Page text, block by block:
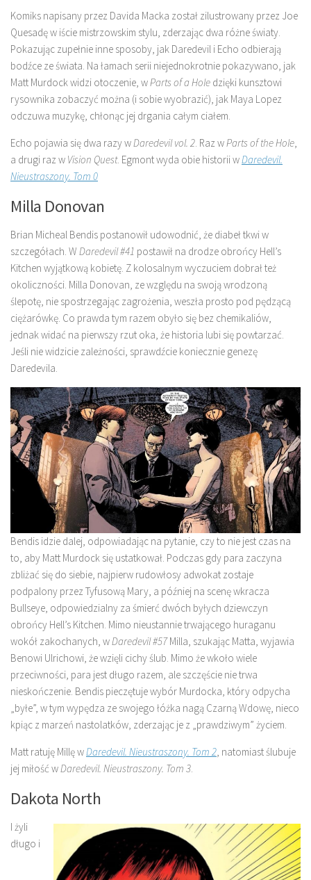
Komiks napisany przez Davida Macka został zilustrowany przez Joe
Quesadę w iście mistrzowskim stylu, zderzając dwa różne światy.
Pokazując zupełnie inne sposoby, jak Daredevil i Echo odbierają
bodźce ze świata. Na łamach serii niejednokrotnie pokazywano, jak
Matt Murdock widzi otoczenie, wParts of a Hole dzięki kunsztowi
rysownika zobaczyć można (i sobie wyobrazić), jak Maya Lopez
odczuwa muzykę, chłonąc jej drgania całym ciałem.
Echo pojawia się dwa razy wDaredevil vol. 2 . Raz wParts of the Hole
a drugi raz w Vision Quest. Egmont wyda obie historii wDaredevil.
Nieustraszony. Tom 0
Milla Donovan
Brian Micheal Bendis postanowił udowodnić, że diabeł tkwi w
szczegółach. W Daredevil #41 postawił na drodze obrońcy Hell’s
Kitchen wyjątkową kobietę. Z kolosalnym wyczuciem dobrał też
okoliczności. Milla Donovan, ze względu na swoją wrodzoną
ślepotę, nie spostrzegając zagrożenia, weszła prosto pod pędzącą
ciężarówkę. Co prawda tym razem obyło się bez chemikaliów,
jednak widać na pierwszy rzut oka, że historia lubi się powtarzać.
Jeśli nie widzicie zależności, sprawdźcie koniecznie genezę
Daredevila.
Bendis idzie dalej, odpowiadając na pytanie, czy to nie jest czas na
to, aby Matt Murdock się ustatkował. Podczas gdy para zaczyna
zbliżać się do siebie, najpierw rudowłosy adwokat zostaje
podpalony przez Tyfusową Mary, a później na scenę wkracza
Bullseye, odpowiedzialny za śmierć dwóch byłych dziewczyn
obrońcy Hell’s Kitchen. Mimo nieustannie trwającego huraganu
wokół zakochanych, wDaredevil #57Milla, szukając Matta, wyjawia
Benowi Ulrichowi, że wzięli cichy ślub. Mimo że wkoło wiele
przeciwności, para jest długo razem, ale szczęście nie trwa
nieskończenie. Bendis pieczętuje wybór Murdocka, który odpycha
„byłe”, w tym wypędza ze swojego łóżka nagą Czarną Wdowę, nieco
kpiąc z marzeń nastolatków, zderzając je z „prawdziwym” życiem.
Matt ratuję Millę wDaredevil. Nieustraszony. Tom 2, natomiast ślubuje
jej miłość wDaredevil. Nieustraszony. Tom 3.
Dakota North
I żyli
długo i